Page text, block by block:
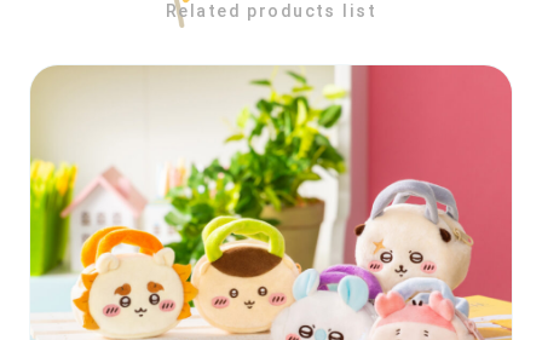
Related products list